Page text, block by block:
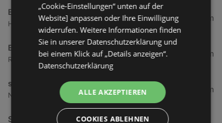
EP:Scheucher
Hofsteigstraße 21, 6890 Lustenau
6,14 km
EP:Scheucher
Radetzkystraße 20, 6890 Lustenau
6,19 km
simpli.at
Neudorfstraße 15, 6890 Lustenau
6,21 km
Siemens Hausgeräte erhältlich bei EP
„Cookie-Einstellungen“ unten auf der
Website] anpassen oder Ihre Einwilligung
widerrufen. Weitere Informationen finden
Sie in unserer Datenschutzerklärung und
bei einem Klick auf „Details anzeigen“.
Datenschutzerklärung
ALLE AKZEPTIEREN
COOKIES ABLEHNEN